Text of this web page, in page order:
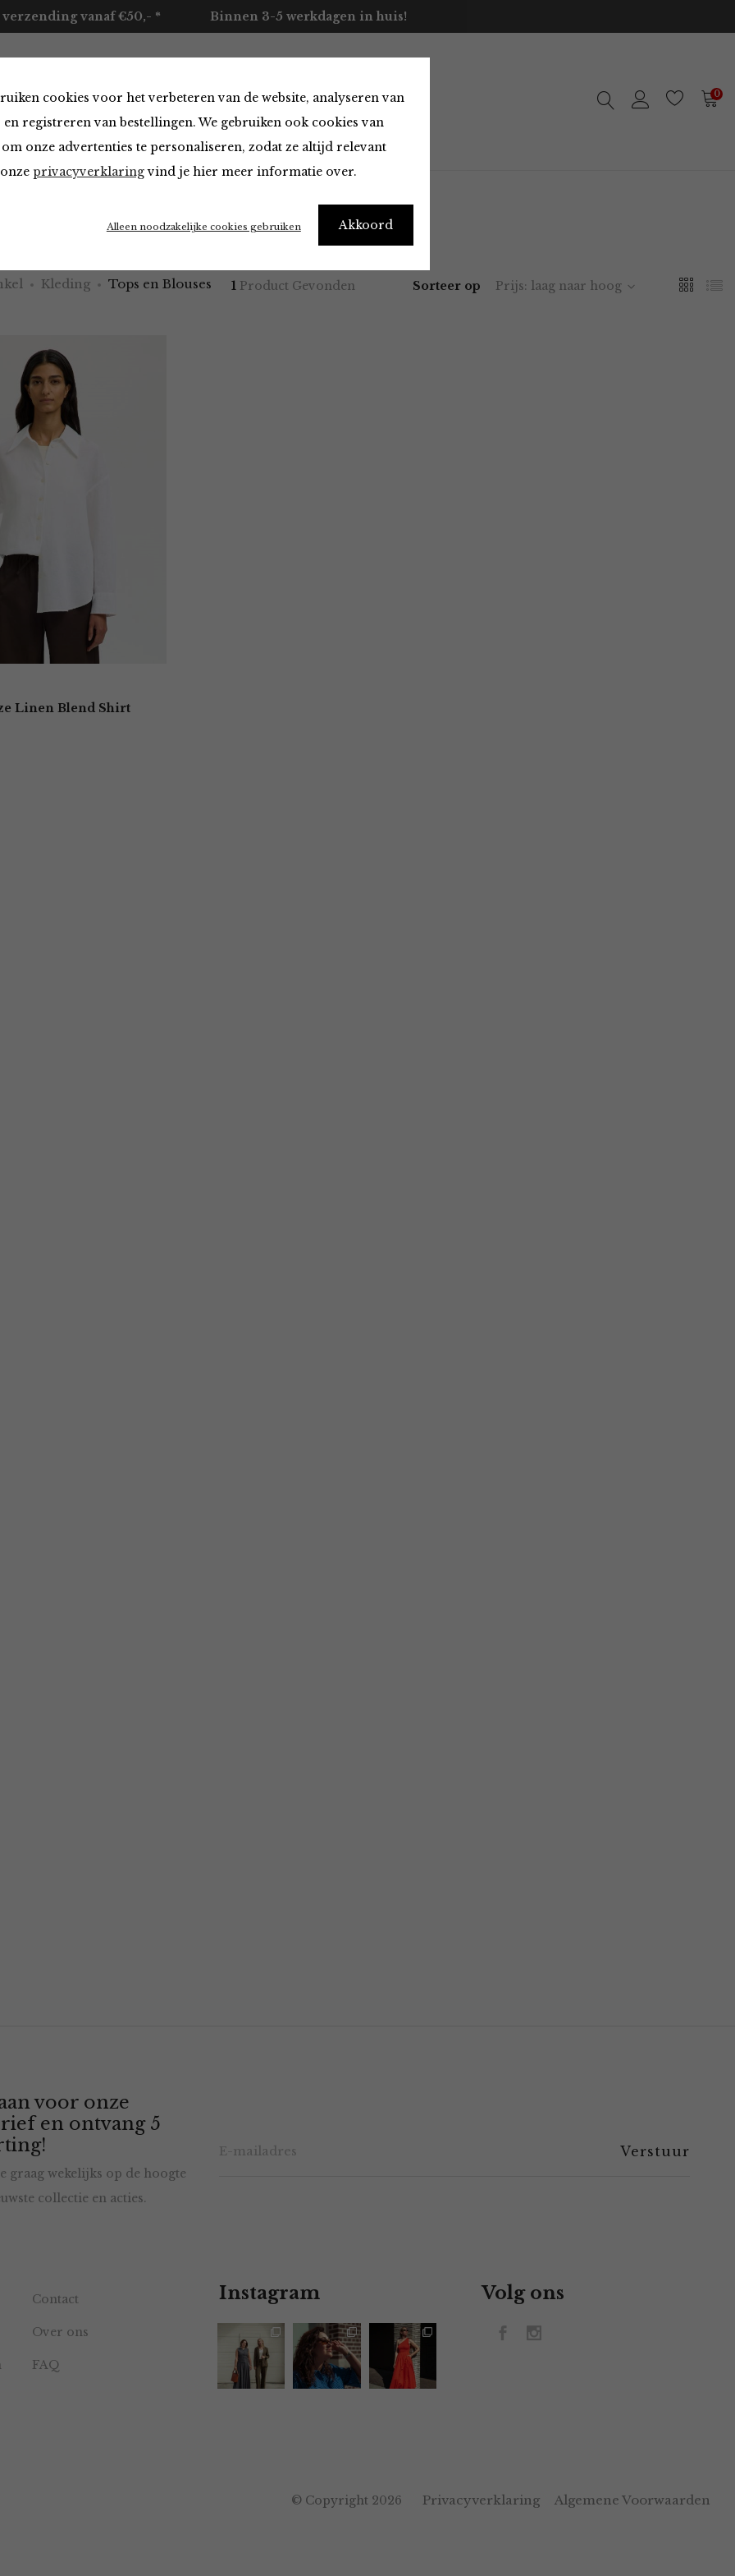
cookies voor het verbeteren van de website, analyseren van
en registreren van bestellingen. We gebruiken ook cookies van
onze advertenties te personaliseren, zodat ze altijd relevant
privacyverklaringvind je hier meer informatie over.
Akkoord
Alleen noodzakelijke cookies gebruiken
verzending vanaf €50,- * Binnen 3-5 werkdagen in huis!
Merken Over ons Contact 0
Kleding Tops en Blouses 1 Product Gevonden Sorteer op Prijs: laag naar hoog
Linen Blend Shirt
voor onze
en ontvang 5
graag wekelijks op de hoogte
collectie en acties.
Contact
Over ons
FAQ
Instagram Volg ons
© Copyright 2026 Privacyverklaring Algemene Voorwaarden